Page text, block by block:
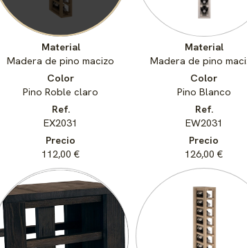
Material
Madera de pino macizo
Color
Pino Roble claro
Ref.
EX2031
Precio
112,00 €
Material
Madera de pino
Color
Pino Blanco
Ref.
EW2031
Precio
126,00 €